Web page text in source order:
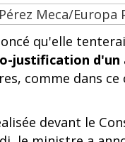
qu'elle
justification d'un
comme dans
devant le